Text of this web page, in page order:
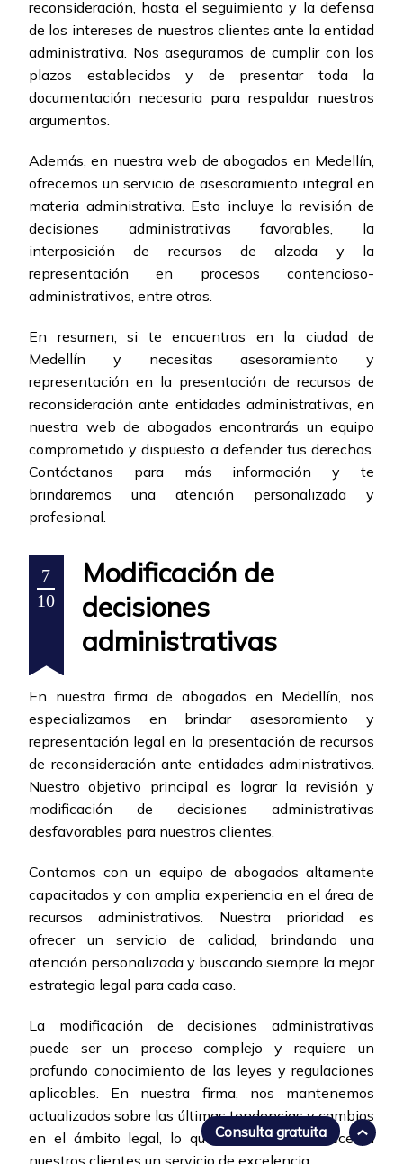
reconsideración, hasta el seguimiento y la defensa
de los intereses de nuestros clientes ante la entidad
administrativa. Nos aseguramos de cumplir con los
plazos establecidos y de presentar toda la
documentación necesaria para respaldar nuestros
argumentos.
Además, en nuestra web de abogados en Medellín,
ofrecemos un servicio de asesoramiento integral en
materia administrativa. Esto incluye la revisión de
decisiones administrativas favorables, la
interposición de recursos de alzada y la
representación en procesos contencioso-
administrativos, entre otros.
En resumen, si te encuentras en la ciudad de
Medellín y necesitas asesoramiento y
representación en la presentación de recursos de
reconsideración ante entidades administrativas, en
nuestra web de abogados encontrarás un equipo
comprometido y dispuesto a defender tus derechos.
Contáctanos para más información y te
brindaremos una atención personalizada y
profesional.
7
10
Modificación de
decisiones
administrativas
En nuestra firma de abogados en Medellín, nos
especializamos en brindar asesoramiento y
representación legal en la presentación de recursos
de reconsideración ante entidades administrativas.
Nuestro objetivo principal es lograr la revisión y
modificación de decisiones administrativas
desfavorables para nuestros clientes.
Contamos con un equipo de abogados altamente
capacitados y con amplia experiencia en el área de
recursos administrativos. Nuestra prioridad es
ofrecer un servicio de calidad, brindando una
atención personalizada y buscando siempre la mejor
estrategia legal para cada caso.
La modificación de decisiones administrativas
puede ser un proceso complejo y requiere un
profundo conocimiento de las leyes y regulaciones
aplicables. En nuestra firma, nos mantenemos
actualizados sobre las últimas tendencias y cambios
en el ámbito legal, lo que nos permite ofrecer a
Consulta gratuita